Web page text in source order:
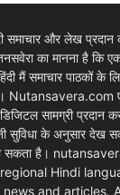
समाचार और लेख
का मानना है कि
मैं समाचार पाठकों के
Nutansavera.com
सामग्री प्रदान
सुविधा के अनुसार देख
सकता है।
Hindi
and articles.